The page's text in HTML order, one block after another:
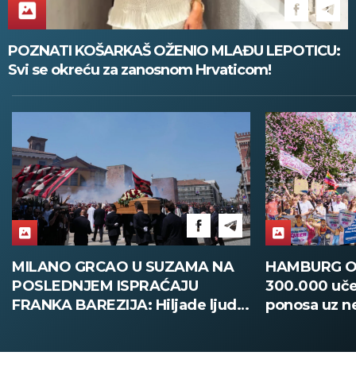
POZNATI KOŠARKAŠ OŽENIO MLAĐU LEPOTICU:
Svi se okreću za zanosnom Hrvaticom!
MILANO GRCAO U SUZAMA NA
POSLEDNJEM ISPRAĆAJU
FRANKA BAREZIJA: Hiljade ljudi
HAMBURG
300.000
ponosa uz